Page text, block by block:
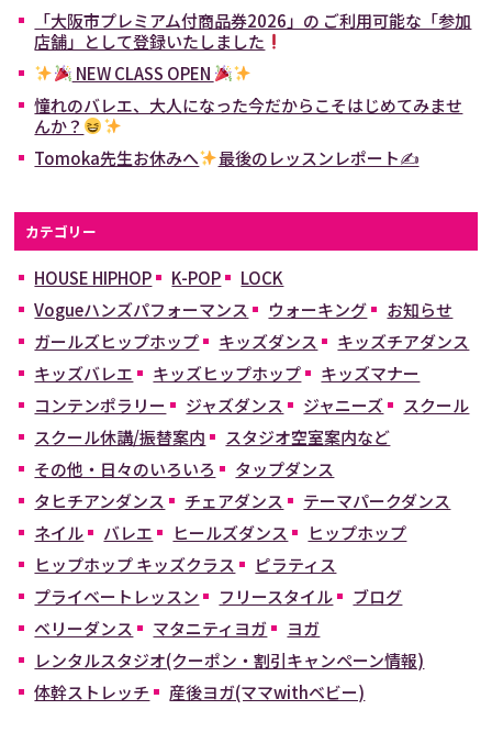
「大阪市プレミアム付商品券2026」の ご利用可能な「参加
店舗」として登録いたしました
NEW CLASS OPEN
憧れのバレエ、大人になった今だからこそはじめてみませ
んか？
Tomoka先生お休みへ
最後のレッスンレポート✍
カテゴリー
HOUSE HIPHOP K-POP
LOCK
Vogueハンズパフォーマンス
ウォーキング
お知らせ
ガールズヒップホップ
キッズダンス
キッズチアダンス
キッズバレエ
キッズヒップホップ
キッズマナー
コンテンポラリー
ジャズダンス ジャニーズ
スクール
スクール休講/振替案内
スタジオ空室案内など
その他・日々のいろいろ
タップダンス
タヒチアンダンス
チェアダンス
テーマパークダンス
ネイル
バレエ ヒールズダンス
ヒップホップ
ヒップホップ キッズクラス
ピラティス
プライベートレッスン
フリースタイル
ブログ
ベリーダンス
マタニティヨガ
ヨガ
レンタルスタジオ(クーポン・割引キャンペーン情報)
体幹ストレッチ
産後ヨガ(ママwithベビー)